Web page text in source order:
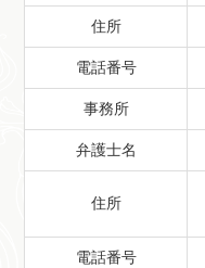
住所
電話番号
事務所
弁護士名
住所
電話番号